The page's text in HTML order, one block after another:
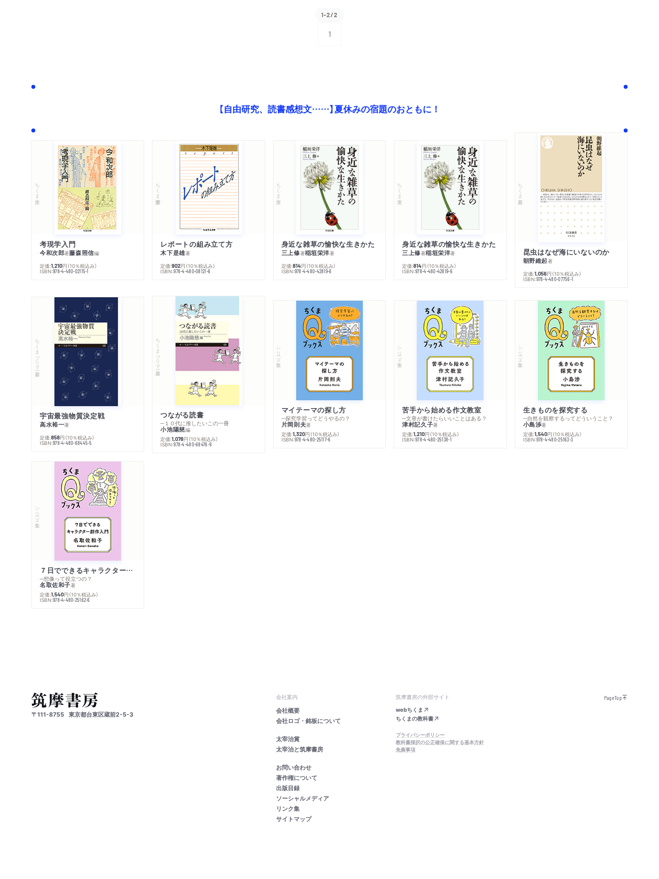
1-2/2
1
【自由研究、読書感想文……】夏休みの宿題のおともに！
ちくま文庫
考現学入門
今和次郎著藤森照信編
定価:1,210円 （10％税込み）
ISBN:978-4-480-02115-1
ちくま学芸文庫
レポートの組み立て方
木下是雄著
定価:902円 （10％税込み）
ISBN:978-4-480-08121-6
ちくま文庫
身近な雑草の愉快な生きかた
三上修著稲垣栄洋著
定価:814円 （10％税込み）
ISBN:978-4-480-42819-6
ちくま文庫
身近な雑草の愉快な生きかた
三上修著稲垣栄洋著
定価:814円 （10％税込み）
ISBN:978-4-480-42819-6
ちくま新書
昆虫はなぜ海にいないのか
朝野維起著
定価:1,056円 （10％税込み）
ISBN:978-4-480-07756-1
ちくまプリマー新書
宇宙最強物質決定戦
高水裕一著
定価:858円 （10％税込み）
ISBN:978-4-480-68445-5
ちくまプリマー新書
つながる読書
─１０代に推したいこの一冊
小池陽慈編
定価:1,078円 （10％税込み）
ISBN:978-4-480-68476-9
シリーズ・全集
マイテーマの探し方
─探究学習ってどうやるの？
片岡則夫著
定価:1,320円 （10％税込み）
ISBN:978-4-480-25117-6
シリーズ・全集
苦手から始める作文教室
─文章が書けたらいいことはある？
津村記久子著
定価:1,210円 （10％税込み）
ISBN:978-4-480-25138-1
シリーズ・全集
生きものを探究する
─自然を観察するってどういうこと？
小島渉著
定価:1,540円 （10％税込み）
ISBN:978-4-480-25163-3
シリーズ・全集
７日でできるキャラクター創作入門
─想像って役立つの？
名取佐和子著
定価:1,540円 （10％税込み）
ISBN:978-4-480-25162-6
〒111-8755 東京都台東区蔵前2-5-3
会社案内
会社概要
会社ロゴ・銘板について
太宰治賞
太宰治と筑摩書房
お問い合わせ
著作権について
出版目録
ソーシャルメディア
リンク集
サイトマップ
筑摩書房の外部サイト
webちくま
ちくまの教科書
プライバシーポリシー
教科書採択の公正確保に関する基本方針
免責事項
PageTop